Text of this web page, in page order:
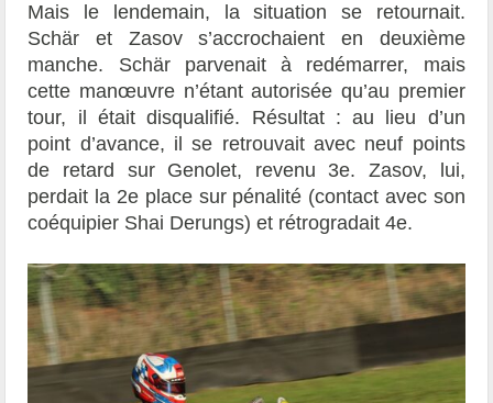
Mais le lendemain, la situation se retournait.
Schär et Zasov s’accrochaient en deuxième
manche. Schär parvenait à redémarrer, mais
cette manœuvre n’étant autorisée qu’au premier
tour, il était disqualifié. Résultat : au lieu d’un
point d’avance, il se retrouvait avec neuf points
de retard sur Genolet, revenu 3e. Zasov, lui,
perdait la 2e place sur pénalité (contact avec son
coéquipier Shai Derungs) et rétrogradait 4e.